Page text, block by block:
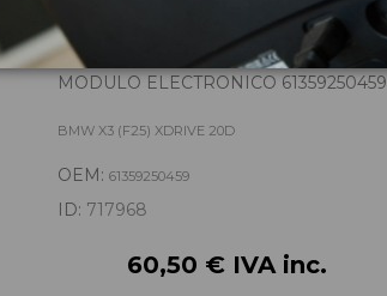
MODULO ELECTRONICO 61359250459
BMW X3 (F25) XDRIVE 20D
OEM: 61359250459
ID: 717968
60,50 € IVA inc.